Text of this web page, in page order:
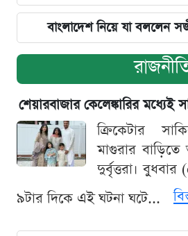
বাংলাদেশ নিয়ে যা বললেন
শেয়ারবাজার কেলেঙ্কারির মধ্যেই
ক্রিকেটার
মাগুরার
দুর্বৃত্তরা।
৯টার দিকে এই ঘটনা ঘটে...